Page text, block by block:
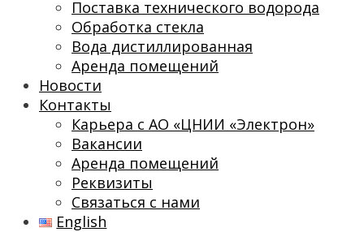
Поставка технического водорода
Обработка стекла
Вода дистиллированная
Аренда помещений
Новости
Контакты
Карьера с АО «ЦНИИ «Электрон»
Вакансии
Аренда помещений
Реквизиты
Связаться с нами
English